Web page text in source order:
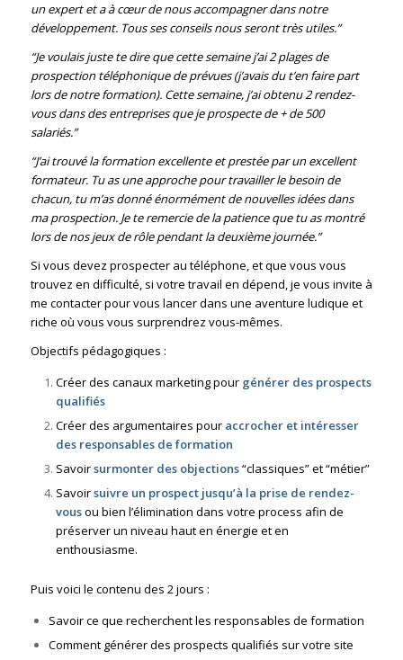
un expert et a à cœur de nous accompagner dans notre
développement. Tous ses conseils nous seront très utiles.”
“Je voulais juste te dire que cette semaine j’ai 2 plages de
prospection téléphonique de prévues (j’avais du t’en faire part
lors de notre formation). Cette semaine, j’ai obtenu 2 rendez-
vous dans des entreprises que je prospecte de + de 500
salariés.”
“J’ai trouvé la formation excellente et prestée par un excellent
formateur. Tu as une approche pour travailler le besoin de
chacun, tu m’as donné énormément de nouvelles idées dans
ma prospection. Je te remercie de la patience que tu as montré
lors de nos jeux de rôle pendant la deuxième journée.”
Si vous devez prospecter au téléphone, et que vous vous
trouvez en difficulté, si votre travail en dépend, je vous invite à
me contacter pour vous lancer dans une aventure ludique et
riche où vous vous surprendrez vous-mêmes.
Objectifs pédagogiques :
Créer des canaux marketing pour générer des prospects
qualifiés
Créer des argumentaires pour accrocher et intéresser
des responsables de formation
Savoirsurmonter des objections“classiques” et “métier”
Savoirsuivre un prospect jusqu’à la prise de rendez-
vousou bien l’élimination dans votre process afin de
préserver un niveau haut en énergie et en
enthousiasme.
Puis voici le contenu des 2 jours :
Savoir ce que recherchent les responsables de formation
Comment générer des prospects qualifiés sur votre site